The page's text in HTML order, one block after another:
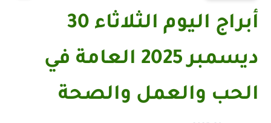
أبراج اليوم الثلاثاء 30
ديسمبر 2025 العامة في
الحب والعمل والصحة